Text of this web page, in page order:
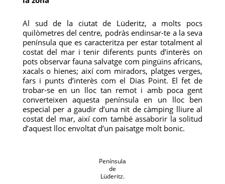
Al sud de la ciutat de Lüderitz, a molts pocs
quilòmetres del centre, podràs endinsar-te a la seva
península que es caracteritza per estar totalment al
costat del mar i tenir diferents punts d’interès on
pots observar fauna salvatge com pingüins africans,
xacals o hienes; així com miradors, platges verges,
fars i punts d’interès com el Dias Point. El fet de
trobar-se en un lloc tan remot i amb poca gent
converteixen aquesta península en un lloc ben
especial per a gaudir d’una nit de càmping lliure al
costat del mar, així com també assaborir la solitud
d’aquest lloc envoltat d’un paisatge molt bonic.
Península
de
Lüderitz.